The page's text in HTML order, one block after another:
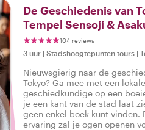
De Geschiedenis van
Tempel Sensoji &
District Tour
104 reviews
3 uur | Stadshoogtepunten tours |
Nieuwsgierig naar de
Tokyo? Ga mee met een lokale
geschiedkundige op een
je een kant van de stad laat
geen enkel boek kunt vinden.
ervaring zal je ogen openen